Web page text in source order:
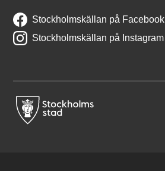
Stockholmskällan på Facebook
Stockholmskällan på Instagram